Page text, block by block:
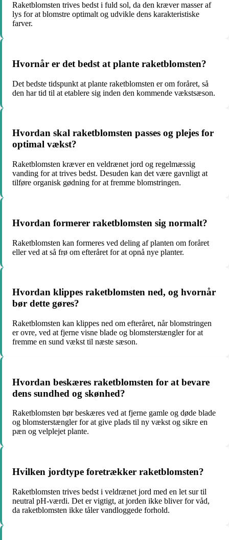
Raketblomsten trives bedst i fuld sol, da den kræver masser af
lys for at blomstre optimalt og udvikle dens karakteristiske
farver.
Hvornår er det bedst at plante raketblomsten?
Det bedste tidspunkt at plante raketblomsten er om foråret, så
den har tid til at etablere sig inden den kommende vækstsæson.
Hvordan skal raketblomsten passes og plejes for
optimal vækst?
Raketblomsten kræver en veldrænet jord og regelmæssig
vanding for at trives bedst. Desuden kan det være gavnligt at
tilføre organisk gødning for at fremme blomstringen.
Hvordan formerer raketblomsten sig normalt?
Raketblomsten kan formeres ved deling af planten om foråret
eller ved at så frø om efteråret for at opnå nye planter.
Hvordan klippes raketblomsten ned, og hvornår
bør dette gøres?
Raketblomsten kan klippes ned om efteråret, når blomstringen
er ovre, ved at fjerne visne blade og blomsterstængler for at
fremme en sund vækst til næste sæson.
Hvordan beskæres raketblomsten for at bevare
dens sundhed og skønhed?
Raketblomsten bør beskæres ved at fjerne gamle og døde blade
og blomsterstængler for at give plads til ny vækst og sikre en
pæn og velplejet plante.
Hvilken jordtype foretrækker raketblomsten?
Raketblomsten trives bedst i veldrænet jord med en let sur til
neutral pH-værdi. Det er vigtigt, at jorden ikke bliver for våd,
da raketblomsten ikke tåler vandloggede forhold.